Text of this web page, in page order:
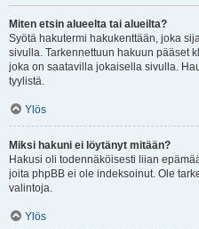
Miten etsin alueelta tai alueilta?
Syötä hakutermi hakukenttään, joka
sivulla. Tarkennettuun hakuun pääset
joka on saatavilla jokaisella sivulla.
tyylistä.
Ylös
Miksi hakuni ei löytänyt mitään?
Hakusi oli todennäköisesti liian
joita phpBB ei ole indeksoinut. Ole
valintoja.
Ylös